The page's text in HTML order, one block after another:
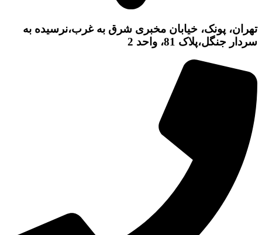
تهران، پونک، خیابان مخبری شرق به غرب،نرسیده به
سردار جنگل،پلاک 81، واحد 2